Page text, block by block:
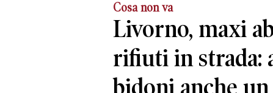
Cosa non va
Livorno, maxi
rifiuti in strada:
bidoni anche